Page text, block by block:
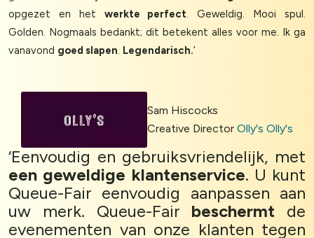
opgezet en het werkte perfect. Geweldig. Mooi spul.
Golden. Nogmaals bedankt; dit betekent alles voor me. Ik ga
vanavond goed slapen. Legendarisch.’
Sam Hiscocks
Creative Director Olly's Olly's
‘Eenvoudig en gebruiksvriendelijk, met
een geweldige klantenservice. U kunt
Queue-Fair eenvoudig aanpassen aan
uw merk. Queue-Fair beschermt de
evenementen van onze klanten tegen